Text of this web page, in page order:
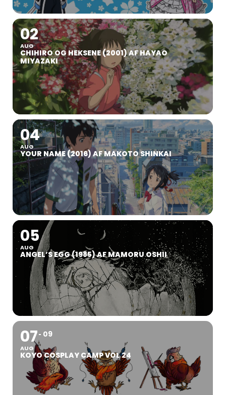
02
AUG
CHIHIRO OG HEKSENE (2001) AF HAYAO
MIYAZAKI
04
AUG
YOUR NAME (2016) AF MAKOTO SHINKAI
05
AUG
ANGEL’S EGG (1985) AF MAMORU OSHII
07
AUG
09
KOYO COSPLAY CAMP VOL 24